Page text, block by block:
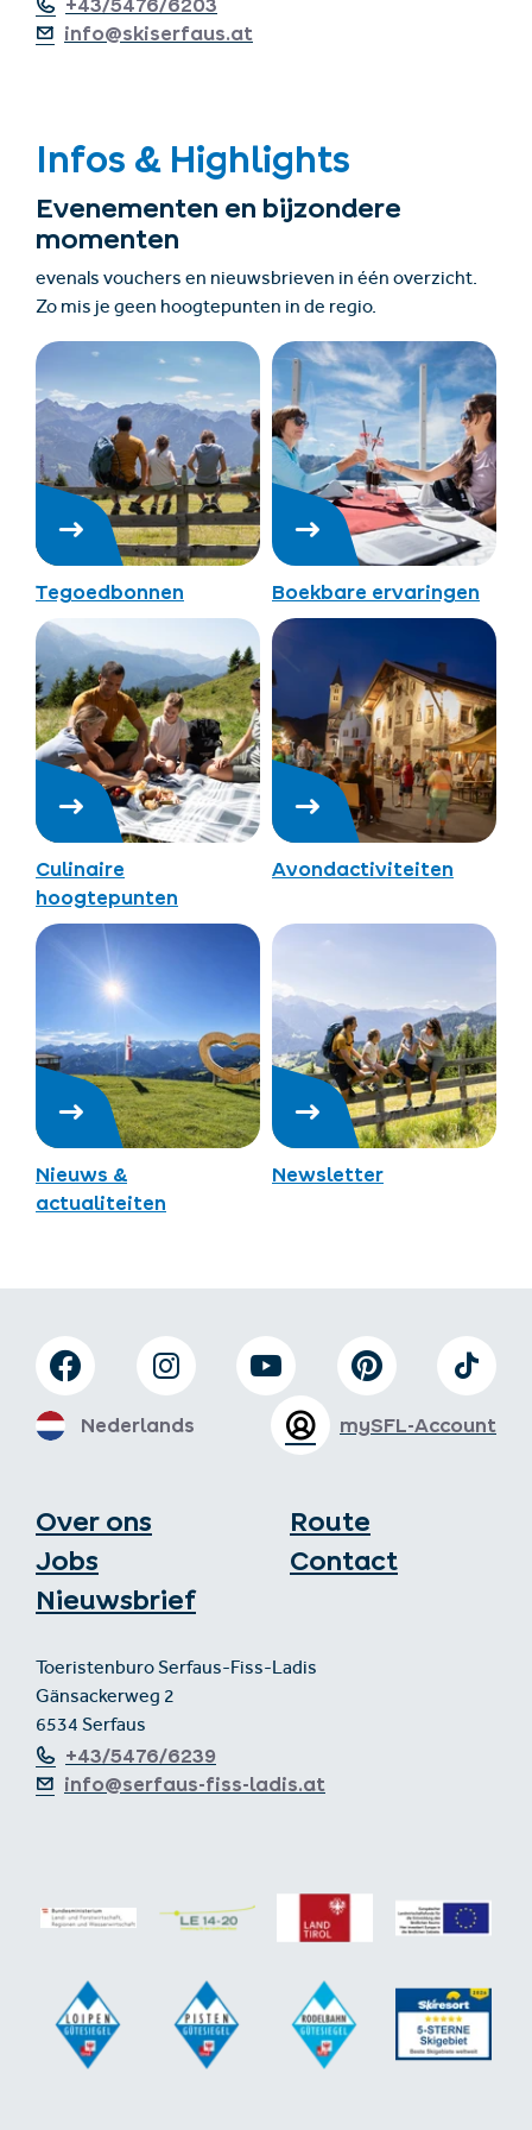
+43/5476/6203
info@skiserfaus.at
Infos & Highlights
Evenementen en bijzondere
momenten
evenals vouchers en nieuwsbrieven in één overzicht.
Zo mis je geen hoogtepunten in de regio.
Tegoedbonnen Boekbare ervaringen
Culinaire
hoogtepunten
Avondactiviteiten
Nieuws &
actualiteiten
Newsletter
Over ons
Jobs
Nieuwsbrief
Route
Contact
Toeristenburo Serfaus-Fiss-Ladis
Gänsackerweg 2
6534 Serfaus
+43/5476/6239
info@serfaus-fiss-ladis.at
mySFL-Account
Nederlands